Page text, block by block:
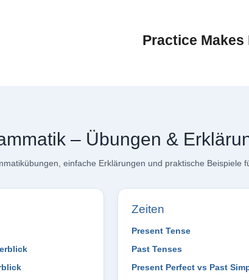
Practice Makes
– Übungen &
einfache Erklärungen und praktische Beispiele
Zeiten
Present Tense
Past Tenses
Present Perfect vs Past